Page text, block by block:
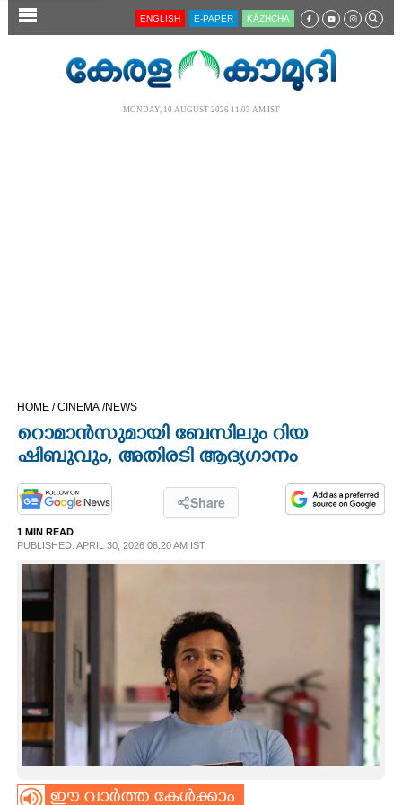
SECTIONS
OPINION
LIFESTYLE
SPIRITUAL
ASTRO
ENGLISH E-PAPER KĀZHCHA
MONDAY, 10 AUGUST 2026 11.03 AM IST
HOME /CINEMA /NEWS
റൊമാൻസുമായി ബേസിലും റിയ
ഷിബുവും, അതിരടി ആദ്യഗാനം
Share
1 MIN READ
PUBLISHED: APRIL 30, 2026 06:20 AM IST
ഈ വാർത്ത കേൾക്കാം